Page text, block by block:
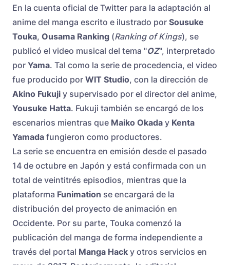
En la cuenta oficial de Twitter para la adaptación al
anime del manga escrito e ilustrado por Sousuke
Touka, Ousama Ranking (Ranking of Kings), se
publicó el video musical del tema "OZ", interpretado
por Yama. Tal como la serie de procedencia, el video
fue producido por WIT Studio, con la dirección de
Akino Fukuji y supervisado por el director del anime,
Yousuke Hatta. Fukuji también se encargó de los
escenarios mientras que Maiko Okada y Kenta
Yamada fungieron como productores.
La serie se encuentra en emisión desde el pasado
14 de octubre en Japón y está confirmada con un
total de veintitrés episodios, mientras que la
plataforma Funimation se encargará de la
distribución del proyecto de animación en
Occidente. Por su parte, Touka comenzó la
publicación del manga de forma independiente a
través del portal Manga Hack y otros servicios en